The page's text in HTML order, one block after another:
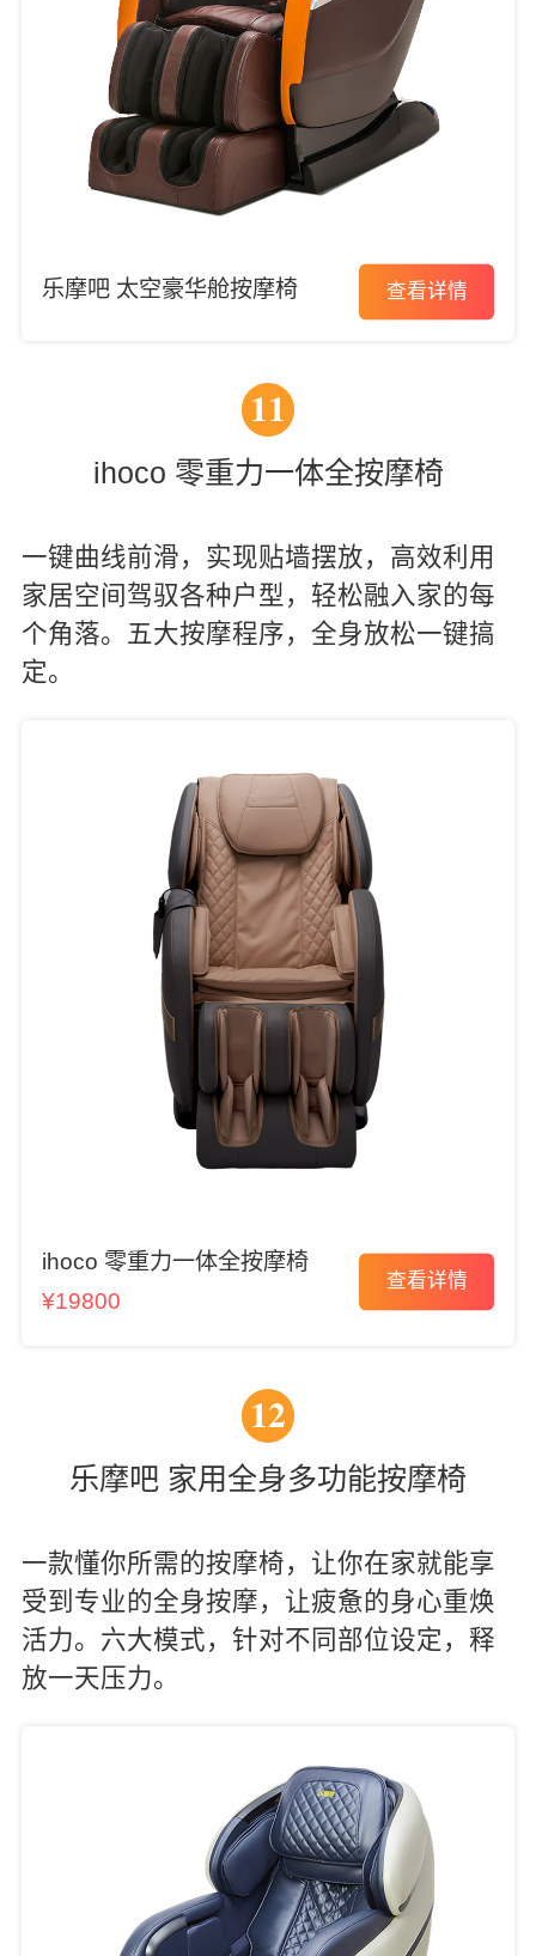
乐摩吧 太空豪华舱按摩椅 查看详情
11
ihoco 零重力一体全按摩椅
一键曲线前滑，实现贴墙摆放，高效利用
家居空间驾驭各种户型，轻松融入家的每
个角落。五大按摩程序，全身放松一键搞
定。
ihoco 零重力一体全按摩椅
¥19800
查看详情
12
乐摩吧 家用全身多功能按摩椅
一款懂你所需的按摩椅，让你在家就能享
受到专业的全身按摩，让疲惫的身心重焕
活力。六大模式，针对不同部位设定，释
放一天压力。